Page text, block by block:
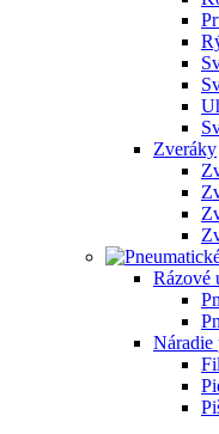
Zveráky
Rázové